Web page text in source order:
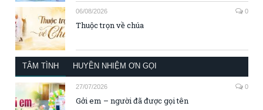
06/08/2026 0
Thuộc trọn về chúa
TÂM TÌNH HUYỀN NHIỆM ƠN GỌI
27/07/2026 0
Gởi em – người đã được gọi tên